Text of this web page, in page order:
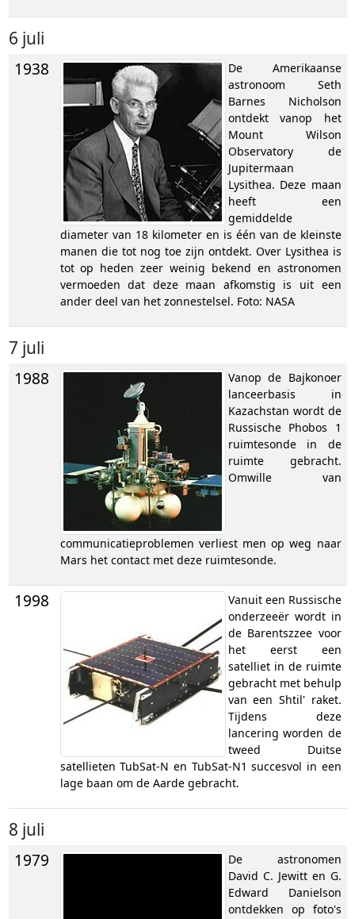
6 juli
1938
De Amerikaanse
astronoom Seth
Barnes Nicholson
ontdekt vanop het
Mount Wilson
Observatory de
Jupitermaan
Lysithea. Deze maan
heeft een
gemiddelde
diameter van 18 kilometer en is één van de kleinste
manen die tot nog toe zijn ontdekt. Over Lysithea is
tot op heden zeer weinig bekend en astronomen
vermoeden dat deze maan afkomstig is uit een
ander deel van het zonnestelsel. Foto: NASA
7 juli
1988
Vanop de Bajkonoer
lanceerbasis in
Kazachstan wordt de
Russische Phobos 1
ruimtesonde in de
ruimte gebracht.
Omwille van
communicatieproblemen verliest men op weg naar
Mars het contact met deze ruimtesonde.
1998
Vanuit een Russische
onderzeeër wordt in
de Barentszzee voor
het eerst een
satelliet in de ruimte
gebracht met behulp
van een Shtil' raket.
Tijdens deze
lancering worden de
tweed Duitse
satellieten TubSat-N en TubSat-N1 succesvol in een
lage baan om de Aarde gebracht.
8 juli
1979
De astronomen
David C. Jewitt en G.
Edward Danielson
ontdekken op foto's